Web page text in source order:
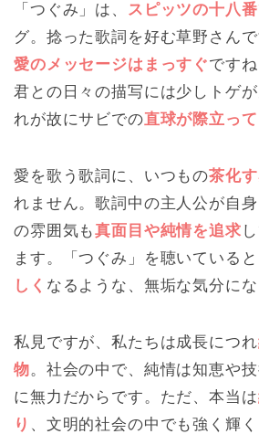
「つぐみ」は、 スピッツの十八
グ。捻った歌詞を好む草野さん
愛のメッセージはまっすぐです
君との日々の描写には少しトゲ
れが故にサビでの直球が際立っ
愛を歌う歌詞に、いつもの茶化
れません。歌詞中の主人公が自
の雰囲気も真面目や純情を追求
ます。「つぐみ」を聴いている
しく なるような、無垢な気分にな
私見ですが、私たちは成長につれ
物。社会の中で、純情は知恵や
に無力だからです。ただ、本当は
り 、文明的社会の中でも強く輝く